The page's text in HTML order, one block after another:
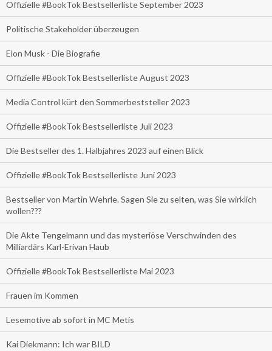
Offizielle #BookTok Bestsellerliste September 2023
Politische Stakeholder überzeugen
Elon Musk - Die Biografie
Offizielle #BookTok Bestsellerliste August 2023
Media Control kürt den Sommerbeststeller 2023
Offizielle #BookTok Bestsellerliste Juli 2023
Die Bestseller des 1. Halbjahres 2023 auf einen Blick
Offizielle #BookTok Bestsellerliste Juni 2023
Bestseller von Martin Wehrle. Sagen Sie zu selten, was Sie wirklich
wollen???
Die Akte Tengelmann und das mysteriöse Verschwinden des
Milliardärs Karl-Erivan Haub
Offizielle #BookTok Bestsellerliste Mai 2023
Frauen im Kommen
Lesemotive ab sofort in MC Metis
Kai Diekmann: Ich war BILD